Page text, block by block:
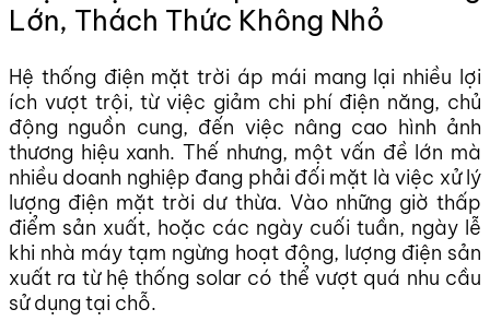
Lớn, Thách Thức Không Nhỏ
Hệ thống điện mặt trời áp mái mang lại nhiều lợi
ích vượt trội, từ việc giảm chi phí điện năng, chủ
động nguồn cung, đến việc nâng cao hình ảnh
thương hiệu xanh. Thế nhưng, một vấn đề lớn mà
nhiều doanh nghiệp đang phải đối mặt là việc xử lý
lượng điện mặt trời dư thừa. Vào những giờ thấp
điểm sản xuất, hoặc các ngày cuối tuần, ngày lễ
khi nhà máy tạm ngừng hoạt động, lượng điện sản
xuất ra từ hệ thống solar có thể vượt quá nhu cầu
sử dụng tại chỗ.